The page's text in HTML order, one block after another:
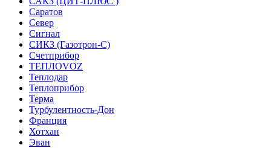
Саратов
Север
Сигнал
СИКЗ (Газотрон-С)
Счетприбор
ТЕПЛОVOZ
Теплодар
Теплоприбор
Терма
Турбулентность-Дон
Франция
Хотхан
Эван